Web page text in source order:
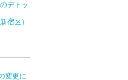
デトッ
宿区）
変更に